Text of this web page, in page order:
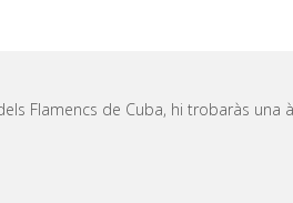
Flamencs de Cuba, hi trobaràs